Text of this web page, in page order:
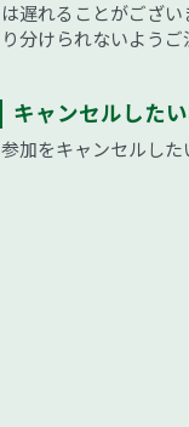
は遅れることがござい
り分けられないようご
キャンセルした
参加をキャンセルした